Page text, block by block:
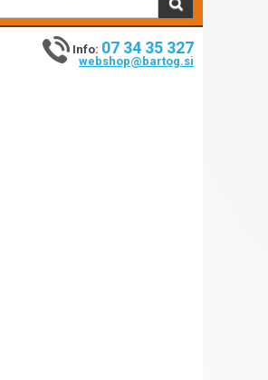
Info: 07 34 35 327
webshop@bartog.si